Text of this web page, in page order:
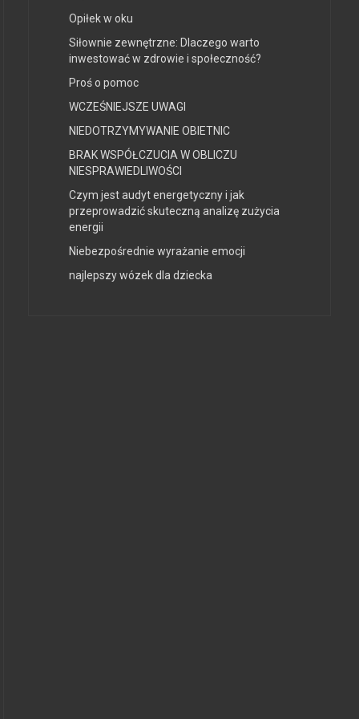
Opiłek w oku
Siłownie zewnętrzne: Dlaczego warto
inwestować w zdrowie i społeczność?
Proś o pomoc
WCZEŚNIEJSZE UWAGI
NIEDOTRZYMYWANIE OBIETNIC
BRAK WSPÓŁCZUCIA W OBLICZU
NIESPRAWIEDLIWOŚCI
Czym jest audyt energetyczny i jak
przeprowadzić skuteczną analizę zużycia
energii
Niebezpośrednie wyrażanie emocji
najlepszy wózek dla dziecka